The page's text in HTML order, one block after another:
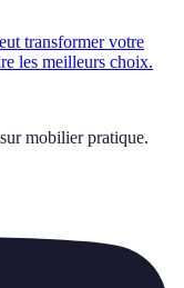
transformer votre
les meilleurs choix.
mobilier pratique.